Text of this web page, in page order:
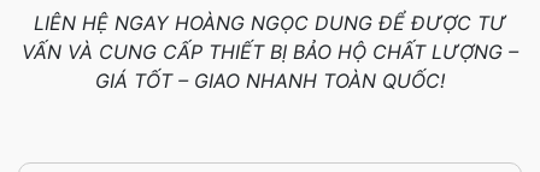
LIÊN HỆ NGAY HOÀNG NGỌC DUNG ĐỂ ĐƯỢC TƯ
VẤN VÀ CUNG CẤP THIẾT BỊ BẢO HỘ CHẤT LƯỢNG –
GIÁ TỐT – GIAO NHANH TOÀN QUỐC!